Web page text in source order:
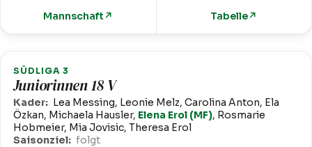
Mannschaft ↗ Tabelle↗
SÜDLIGA 3
Juniorinnen 18 V
Kader: Lea Messing, Leonie Melz, Carolina Anton, Ela
Özkan, Michaela Hausler, Elena Erol (MF), Rosmarie
Hobmeier, Mia Jovisic, Theresa Erol
Saisonziel: folgt